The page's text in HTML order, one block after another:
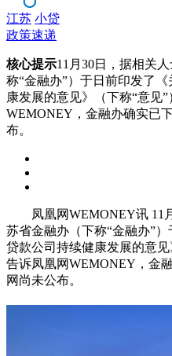
江苏 小贷
政策速递
核心提示11月30日，据相关
称“金融办”）于日前印发了
康发展的意见》（下称“意见
WEMONEY，金融办确实已
布。
凤凰网WEMONEY讯 11
苏省金融办（下称“金融办”
贷款公司持续健康发展的意
告诉凤凰网WEMONEY，金
网尚未公布。